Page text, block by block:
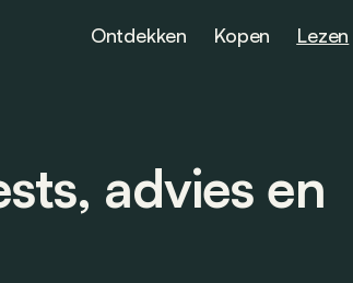
Ontdekken Kopen Lezen
advies en